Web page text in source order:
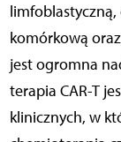
limfoblastyczną,
komórkową
jest ogromna
terapia CAR-T
klinicznych, w